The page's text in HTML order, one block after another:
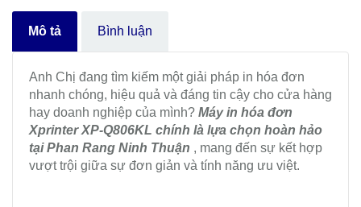
Mô tả Bình luận
Anh Chị đang tìm kiếm một giải pháp in hóa đơn
nhanh chóng, hiệu quả và đáng tin cậy cho cửa hàng
hay doanh nghiệp của mình? Máy in hóa đơn
Xprinter XP-Q806KL chính là lựa chọn hoàn hảo
tại Phan Rang Ninh Thuận , mang đến sự kết hợp
vượt trội giữa sự đơn giản và tính năng ưu việt.